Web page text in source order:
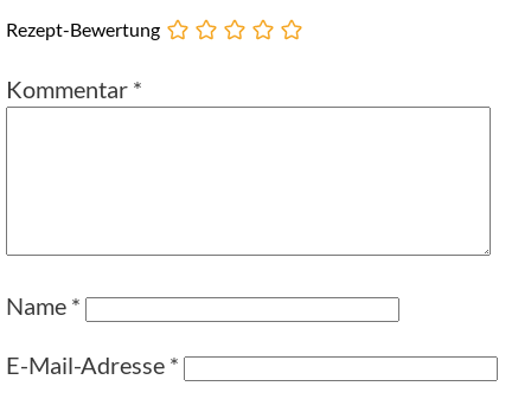
Rezept-Bewertung
Kommentar *
Name *
E-Mail-Adresse *